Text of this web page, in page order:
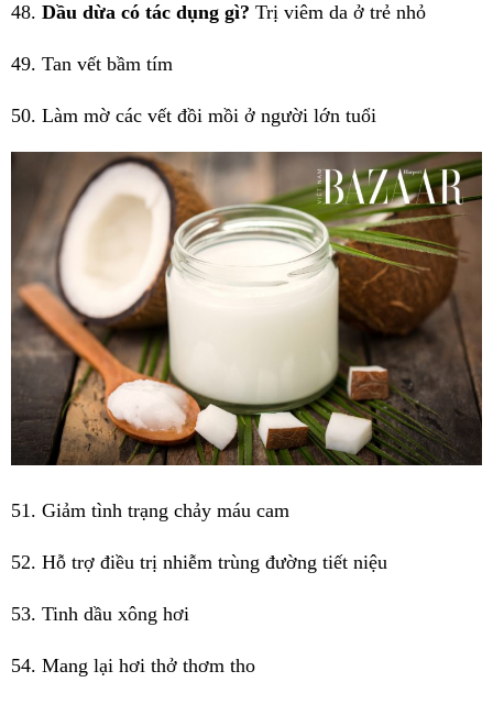
48. Dầu dừa có tác dụng gì? Trị viêm da ở trẻ nhỏ
49. Tan vết bầm tím
50. Làm mờ các vết đồi mồi ở người lớn tuổi
51. Giảm tình trạng chảy máu cam
52. Hỗ trợ điều trị nhiễm trùng đường tiết niệu
53. Tinh dầu xông hơi
54. Mang lại hơi thở thơm tho